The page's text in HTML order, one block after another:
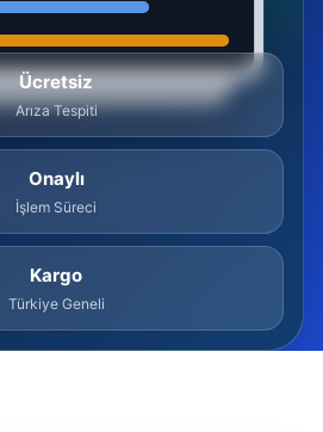
Ücretsiz
Arıza Tespiti
Onaylı
İşlem Süreci
Kargo
Türkiye Geneli